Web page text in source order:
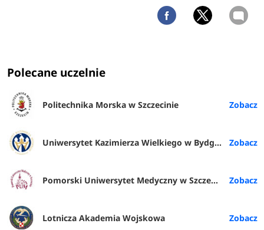
Polecane uczelnie
Politechnika Morska w Szczecinie
Uniwersytet Kazimierza Wielkiego w Bydgoszczy
Pomorski Uniwersytet Medyczny w Szczecinie
Lotnicza Akademia Wojskowa